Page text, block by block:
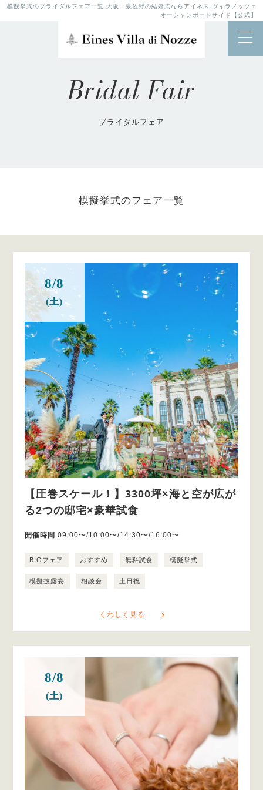
模擬挙式のブライダルフェア一覧 大阪・泉佐野の結婚式ならアイネス ヴィラノッツェ
オーシャンポートサイド【公式】
Bridal Fair
ブライダルフェア
模擬挙式のフェア一覧
8/8
(土)
【圧巻スケール！】3300坪×海と空が広が
る2つの邸宅×豪華試食
開催時間 09:00〜/10:00〜/14:30〜/16:00〜
BIGフェア おすすめ 無料試食 模擬挙式
模擬披露宴 相談会 土日祝
くわしく見る
8/8
(土)